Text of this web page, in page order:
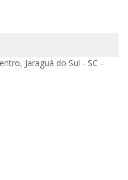
Jaraguá do Sul - SC -